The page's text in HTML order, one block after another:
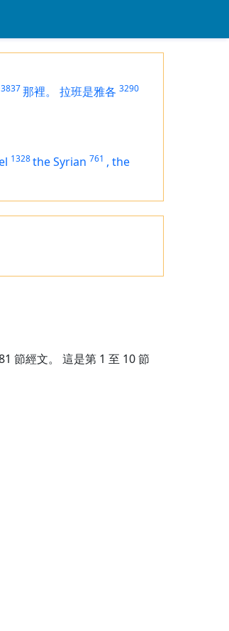
3837那裡。 拉班是雅各 3290
1328the Syrian 761 , the
節經文。 這是第 1 至 10 節